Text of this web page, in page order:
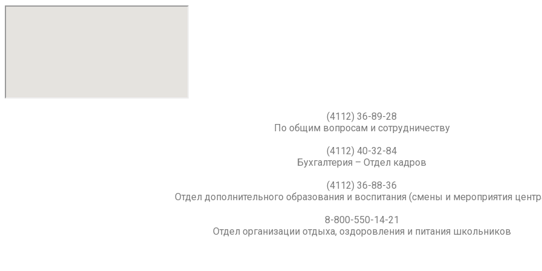
(4112) 36-89-28
По общим вопросам и сотрудничеству
(4112) 40-32-84
Бухгалтерия – Отдел кадров
(4112) 36-88-36
Отдел дополнительного образования и воспитания (смены и мероприятия
8-800-550-14-21
Отдел организации отдыха, оздоровления и питания школьников